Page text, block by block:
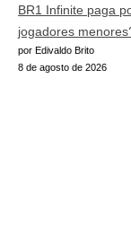
BR1 Infinite paga
jogadores
por Edivaldo Brito
8 de agosto de 2026